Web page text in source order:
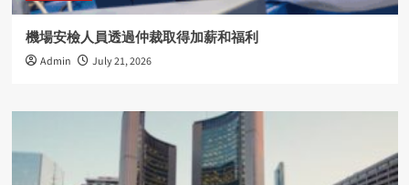
機場安檢人員透過仲裁取得加薪和福利
Admin July 21, 2026